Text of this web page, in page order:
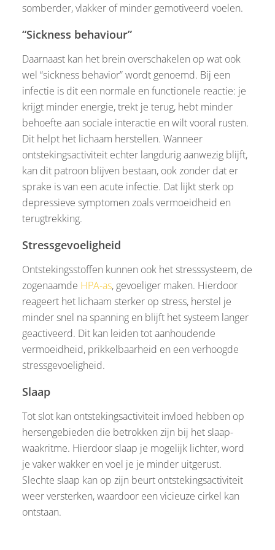
somberder, vlakker of minder gemotiveerd voelen.
“Sickness behaviour”
Daarnaast kan het brein overschakelen op wat ook
wel “sickness behavior” wordt genoemd. Bij een
infectie is dit een normale en functionele reactie: je
krijgt minder energie, trekt je terug, hebt minder
behoefte aan sociale interactie en wilt vooral rusten.
Dit helpt het lichaam herstellen. Wanneer
ontstekingsactiviteit echter langdurig aanwezig blijft,
kan dit patroon blijven bestaan, ook zonder dat er
sprake is van een acute infectie. Dat lijkt sterk op
depressieve symptomen zoals vermoeidheid en
terugtrekking.
Stressgevoeligheid
Ontstekingsstoffen kunnen ook het stresssysteem, de
zogenaamde HPA-as, gevoeliger maken. Hierdoor
reageert het lichaam sterker op stress, herstel je
minder snel na spanning en blijft het systeem langer
geactiveerd. Dit kan leiden tot aanhoudende
vermoeidheid, prikkelbaarheid en een verhoogde
stressgevoeligheid.
Slaap
Tot slot kan ontstekingsactiviteit invloed hebben op
hersengebieden die betrokken zijn bij het slaap-
waakritme. Hierdoor slaap je mogelijk lichter, word
je vaker wakker en voel je je minder uitgerust.
Slechte slaap kan op zijn beurt ontstekingsactiviteit
weer versterken, waardoor een vicieuze cirkel kan
ontstaan.